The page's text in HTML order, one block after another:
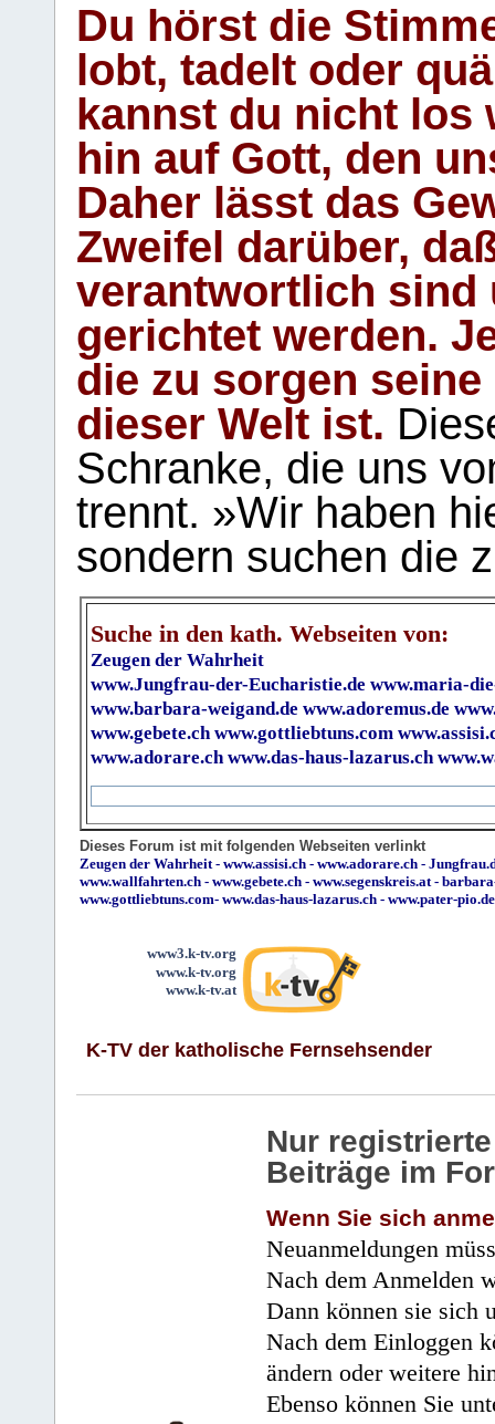
Du hörst die
lobt, tadelt oder
kannst du nicht los
hin auf Gott, den
Daher lässt das
Zweifel darüber,
verantwortlich sind
gerichtet werden.
die zu sorgen
dieser Welt ist.
Schranke, die uns
trennt. »Wir haben
sondern suchen die
Suche in den kath. Webseiten von:
Zeugen der Wahrheit
www.Jungfrau-der-Eucharistie.de www.maria-
www.barbara-weigand.de www.adoremus.de
www.gebete.ch www.gottliebtuns.com
www.adorare.ch www.das-haus-lazarus.ch
Dieses Forum ist mit folgenden Webseiten verlinkt
Zeugen der Wahrheit- www.assisi.ch - www.adorare.ch -
www.wallfahrten.ch - www.gebete.ch - www.segenskreis.at-
www.gottliebtuns.com- www.das-haus-lazarus.ch - www.pater-pio.de
www3.k-tv.org
www.k-tv.org
www.k-tv.at
K-TV der katholische Fernsehsender
Nur
Beiträge im
Wenn Sie sich
Neuanmeldungen
Nach dem Anmelden
Dann können sie sich
Nach dem Einloggen
ändern oder weitere
Ebenso können Sie